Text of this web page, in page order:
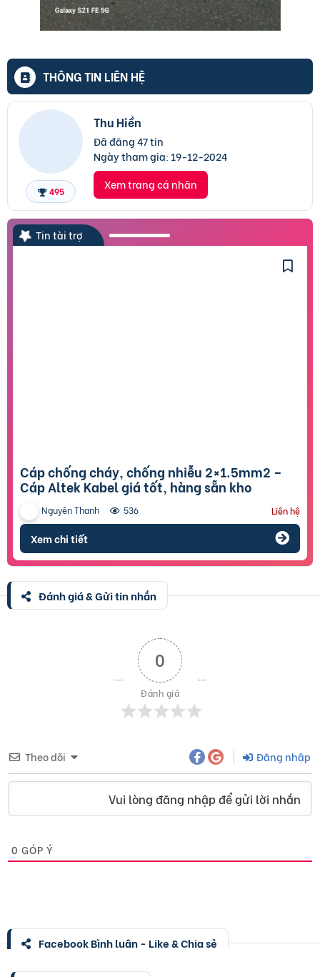
THÔNG TIN LIÊN HỆ
495
Thu Hiền
Đã đăng 47 tin
Ngày tham gia: 19-12-2024
Xem trang cá nhân
Tin tài trợ
Cáp chống cháy, chống nhiễu 2×1.5mm2 –
Cáp Altek Kabel giá tốt, hàng sẵn kho
Nguyên Thanh 536 Liên hệ
Xem chi tiết
Đánh giá & Gửi tin nhắn
0
Đánh giá
Theo dõi Đăng nhập
Vui lòng đăng nhập để gửi lời nhắn
0 GÓP Ý
Facebook Bình luận - Like & Chia sẻ